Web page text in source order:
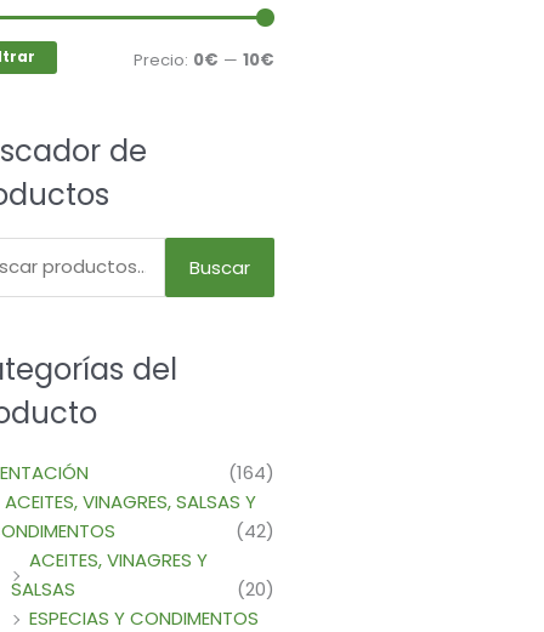
Precio: 0€ —10€
de
Buscar
del
(164)
ACEITES, VINAGRES, SALSAS Y
(42)
ACEITES, VINAGRES Y
SALSAS
(20)
ESPECIAS Y CONDIMENTOS